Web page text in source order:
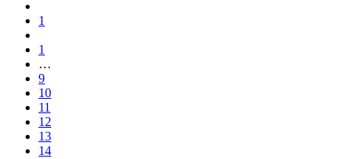
1
1
…
9
10
11
12
13
14